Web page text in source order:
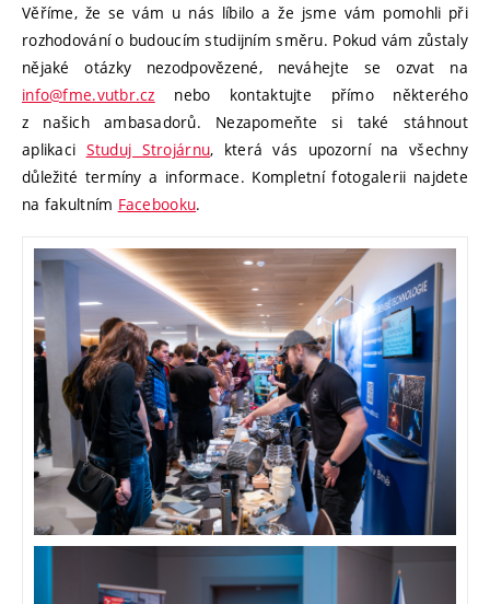
Věříme, že se vám u nás líbilo a že jsme vám pomohli při
rozhodování o budoucím studijním směru. Pokud vám zůstaly
nějaké otázky nezodpovězené, neváhejte se ozvat na
info@fme.vutbr.cz nebo kontaktujte přímo některého
z našich ambasadorů. Nezapomeňte si také stáhnout
aplikaci Studuj Strojárnu, která vás upozorní na všechny
důležité termíny a informace. Kompletní fotogalerii najdete
na fakultním Facebooku.